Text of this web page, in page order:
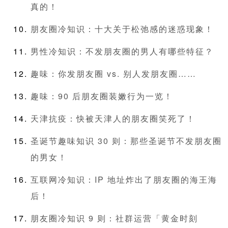
真的！
朋友圈冷知识：十大关于松弛感的迷惑现象！
男性冷知识：不发朋友圈的男人有哪些特征？
趣味：你发朋友圈 vs. 别人发朋友圈……
趣味：90 后朋友圈装嫩行为一览！
天津抗疫：快被天津人的朋友圈笑死了！
圣诞节趣味知识 30 则：那些圣诞节不发朋友圈
的男女！
互联网冷知识：IP 地址炸出了朋友圈的海王海
后！
朋友圈冷知识 9 则：社群运营「黄金时刻